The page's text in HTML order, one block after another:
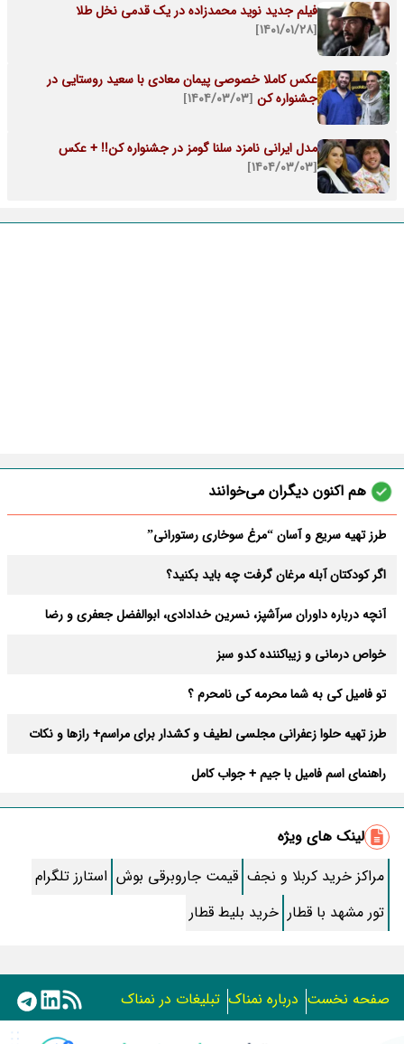
فیلم جدید نوید محمدزاده در یک قدمی نخل طلا
[۱۴۰۱/۰۱/۲۸]
عکس کاملا خصوصی پیمان معادی با سعید روستایی در
جشنواره کن [۱۴۰۴/۰۳/۰۳]
مدل ایرانی نامزد سلنا گومز در جشنواره کن!! + عکس
[۱۴۰۴/۰۳/۰۳]
هم اکنون دیگران می‌خوانند
طرز تهیه سریع و آسان “مرغ سوخاری رستورانی”
اگر کودکتان آبله مرغان گرفت چه باید بکنید؟
آنچه درباره داوران سرآشپز، نسرین خدادادی، ابوالفضل جعفری و رضا
خواص درمانی و زیباکننده کدو سبز
تو فامیل کی به شما محرمه کی نامحرم ؟
طرز تهیه حلوا زعفرانی مجلسی لطیف و کشدار برای مراسم+ رازها و نکات
راهنمای اسم فامیل با جیم + جواب کامل
متن سوره صافات و روش خواندن آن برای حاجت
آموزش پخت حلوای شیر مجلسی خوشمزه با اندازه دقیق مواد + نکات
ساعت جدید پخش مردان آهنین 1405 + تکرار، تعداد قسمت و داوران
تعبیر خواب مردن خودم و دیگران در وضعیت های مختلف
پیشنهادی برای وقت خالی خانم ها
لینک های ویژه
مراکز خرید کربلا و نجف قیمت جاروبرقی بوش استارز تلگرام
تور مشهد با قطار خرید بلیط قطار
صفحه نخست درباره نمناک تبلیغات در نمناک